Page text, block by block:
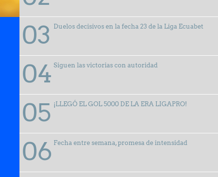
Duelos decisivos en la fecha 23 de la Liga Ecuabet
Siguen las victorias con autoridad
¡LLEGÓ EL GOL 5000 DE LA ERA LIGAPRO!
Fecha entre semana, promesa de intensidad